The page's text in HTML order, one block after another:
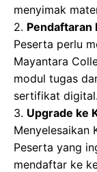
menyimak
2. Pendaftaran
Peserta perlu
Mayantara
modul tugas
sertifikat digital.
3. Upgrade ke
Menyelesaikan
Peserta yang
mendaftar ke